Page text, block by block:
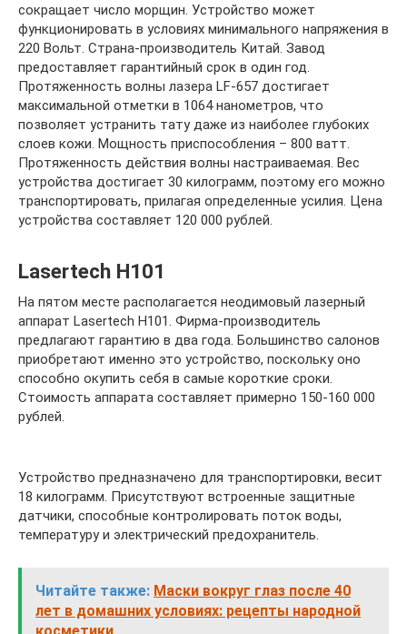
сокращает число морщин. Устройство может
функционировать в условиях минимального напряжения в
220 Вольт. Страна-производитель Китай. Завод
предоставляет гарантийный срок в один год.
Протяженность волны лазера LF-657 достигает
максимальной отметки в 1064 нанометров, что
позволяет устранить тату даже из наиболее глубоких
слоев кожи. Мощность приспособления – 800 ватт.
Протяженность действия волны настраиваемая. Вес
устройства достигает 30 килограмм, поэтому его можно
транспортировать, прилагая определенные усилия. Цена
устройства составляет 120 000 рублей.
Lasertech H101
На пятом месте располагается неодимовый лазерный
аппарат Lasertech H101. Фирма-производитель
предлагают гарантию в два года. Большинство салонов
приобретают именно это устройство, поскольку оно
способно окупить себя в самые короткие сроки.
Стоимость аппарата составляет примерно 150-160 000
рублей.
Устройство предназначено для транспортировки, весит
18 килограмм. Присутствуют встроенные защитные
датчики, способные контролировать поток воды,
температуру и электрический предохранитель.
Читайте также: Маски вокруг глаз после 40
лет в домашних условиях: рецепты народной